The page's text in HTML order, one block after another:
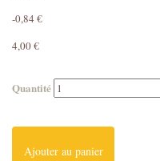
-0,84 €
4,00 €
Quantité
Ajouter au panier